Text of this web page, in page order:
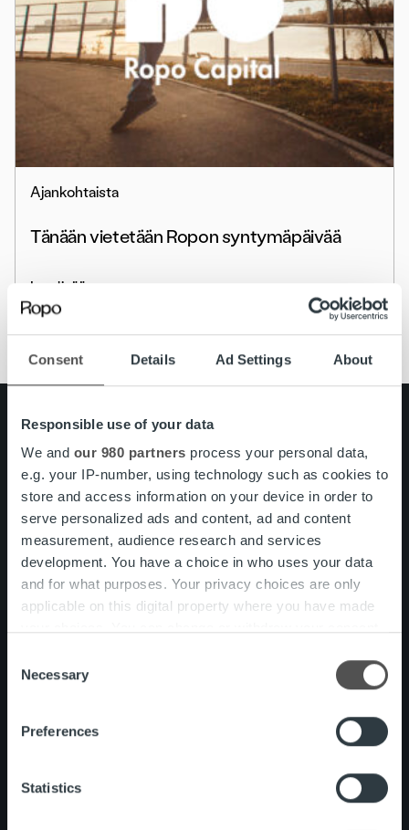
Consent Details Ad Settings About
Responsible use of your data
We and our 980 partners process your personal data,
e.g. your IP-number, using technology such as cookies to
store and access information on your device in order to
serve personalized ads and content, ad and content
measurement, audience research and services
development. You have a choice in who uses your data
and for what purposes. Your privacy choices are only
applicable on this digital property where you have made
the Privacy trigger icon.
Find out more about how your personal data is processed
and set your preferences in the
We use cookies to personalise content and ads, to
provide social media features and to analyse our traffic.
Selection
Necessary
Preferences
Statistics
Ajankohtaista
Tänään vietetään Ropon syntymäpäivää
Lue lisää
Pikalinkit
Yhteystiedot
Ura Ropolla
Palvelut
Tietoa meistä
Search for:
Palvelut